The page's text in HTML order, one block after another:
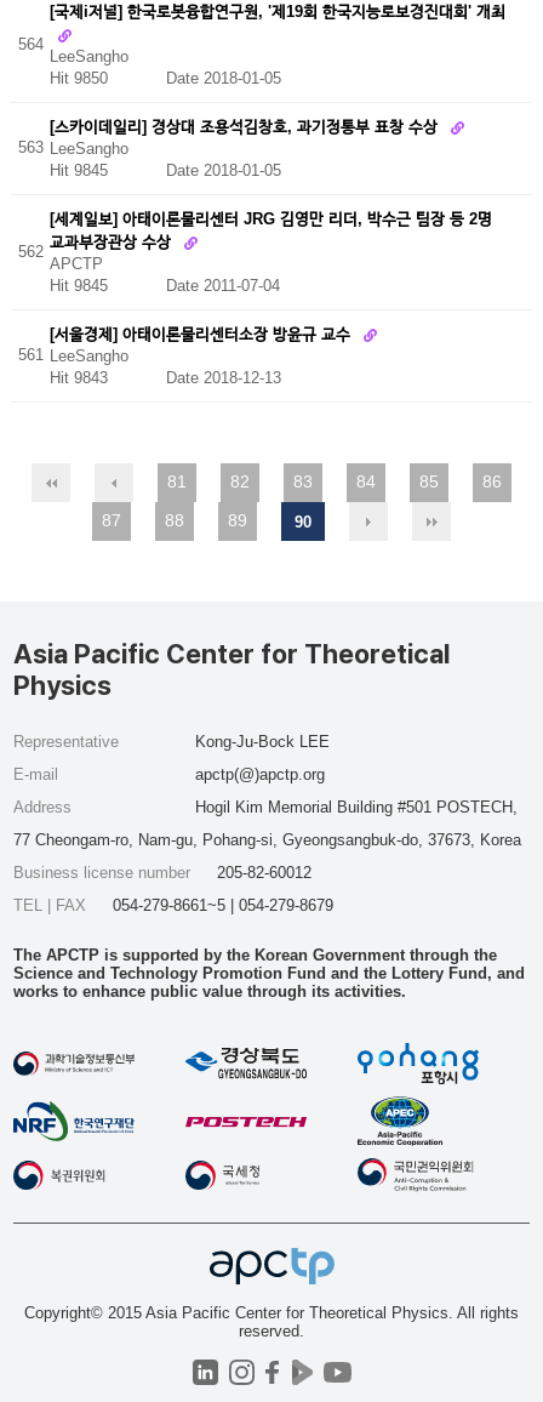
564
[국제i저널] 한국로봇융합연구원, '제19회 한국지능로보경진대회' 개최
LeeSangho
Hit 9850 Date 2018-01-05
563
[스카이데일리] 경상대 조용석김창호, 과기정통부 표창 수상
LeeSangho
Hit 9845
Date 2018-01-05
562
[세계일보] 아태이론물리센터 JRG 김영만 리더, 박수근 팀장 등 2명
교과부장관상 수상
APCTP
Hit 9845 Date 2011-07-04
561
[서울경제] 아태이론물리센터소장 방윤규 교수
LeeSangho
Hit 9843
Date 2018-12-13
81 82 83 84 85
86
87
88 89 90
Asia Pacific Center for Theoretical
Physics
Representative
Kong-Ju-Bock LEE
E-mail
apctp(@)apctp.org
Address
Hogil Kim Memorial Building #501 POSTECH,
77 Cheongam-ro, Nam-gu, Pohang-si, Gyeongsangbuk-do, 37673, Korea
Business license number
205-82-60012
TEL | FAX
054-279-8661~5 | 054-279-8679
The APCTP is supported by the Korean Government through the
Science and Technology Promotion Fund and the Lottery Fund, and
works to enhance public value through its activities.
Copyright© 2015 Asia Pacific Center for Theoretical Physics. All rights
reserved.